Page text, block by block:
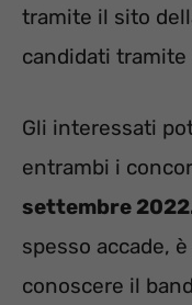
tramite il sito
candidati tramite
Gli interessati
entrambi i
settembre
spesso accade,
conoscere il